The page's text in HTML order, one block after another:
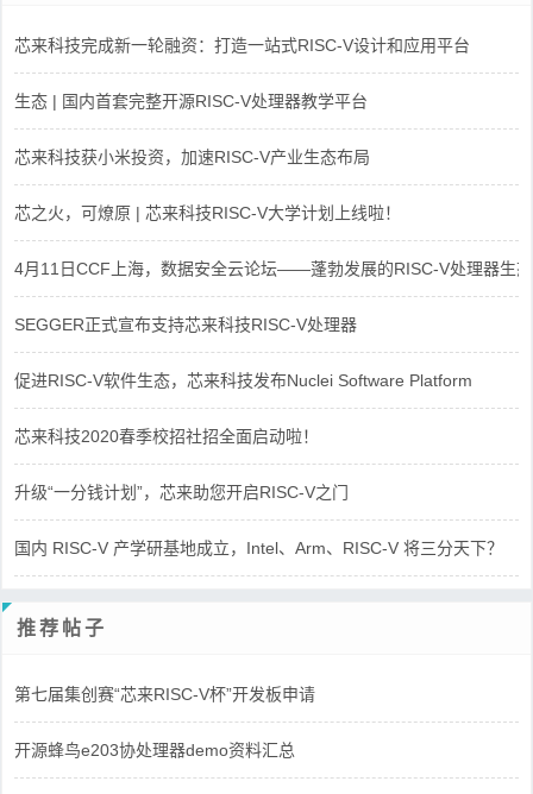
芯来科技完成新一轮融资：打造一站式RISC-V设计和应用平台
生态 | 国内首套完整开源RISC-V处理器教学平台
芯来科技获小米投资，加速RISC-V产业生态布局
芯之火，可燎原 | 芯来科技RISC-V大学计划上线啦！
4月11日CCF上海，数据安全云论坛——蓬勃发展的RISC-V处理器生态
SEGGER正式宣布支持芯来科技RISC-V处理器
促进RISC-V软件生态，芯来科技发布Nuclei Software Platform
芯来科技2020春季校招社招全面启动啦！
升级“一分钱计划”，芯来助您开启RISC-V之门
国内 RISC-V 产学研基地成立，Intel、Arm、RISC-V 将三分天下？
推荐帖子
第七届集创赛“芯来RISC-V杯”开发板申请
开源蜂鸟e203协处理器demo资料汇总